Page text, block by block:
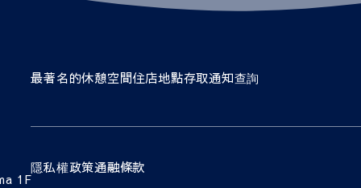
1F
最著名的休憩空間住店地點存取通知查詢
隱私權政策通融條款